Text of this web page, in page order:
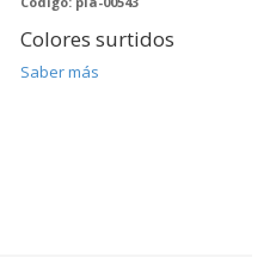
Colores surtidos
Saber más